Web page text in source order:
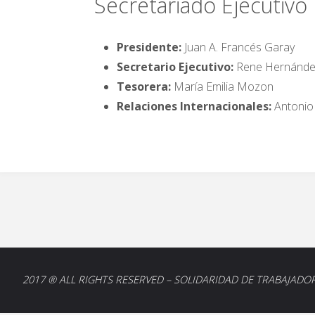
Presidente: Juan A. Francés Garay
Secretario Ejecutivo: Rene
Tesorera: María Emilia Mozon
Relaciones Internacionales:
2017 ® ALL RIGHTS RESERVED – SOLIDARIDAD DE